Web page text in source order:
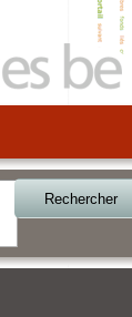
Rechercher